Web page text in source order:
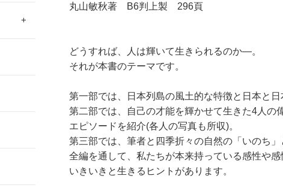
+
丸山敏秋著 B6判上製 296頁
どうすれば、人は輝いて生きられるのか―。
それが本書のテーマです。
第一部では、日本列島の風土的な特徴と日本と日
第二部では、自己の才能を輝かせて生きた4人の
エピソードを紹介(各人の写真も所収)。
第三部では、筆者と四季折々の自然の「いのち
全編を通して、私たちが本来持っている感性や
いきいきと生きるヒントがあります。